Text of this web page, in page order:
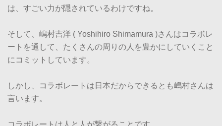
は、すごい力が隠されているわけですね。
そして、嶋村吉洋 ( Yoshihiro Shimamura )さんはコラボレ
ートを通して、たくさんの周りの人を豊かにしていくこと
にコミットしています。
しかし、コラボレートは日本だからできるとも嶋村さんは
言います。
コラボレートは人と人が繋がることです。